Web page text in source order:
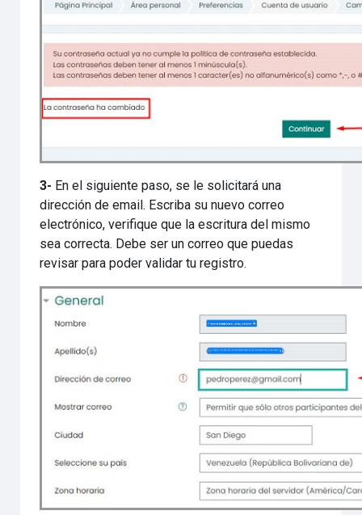
3- En el siguiente paso, se le solicitará una
dirección de email. Escriba su nuevo correo
electrónico, verifique que la escritura del mismo
sea correcta. Debe ser un correo que puedas
revisar para poder validar tu registro.